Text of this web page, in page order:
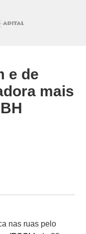
e de
mais
nas ruas pelo